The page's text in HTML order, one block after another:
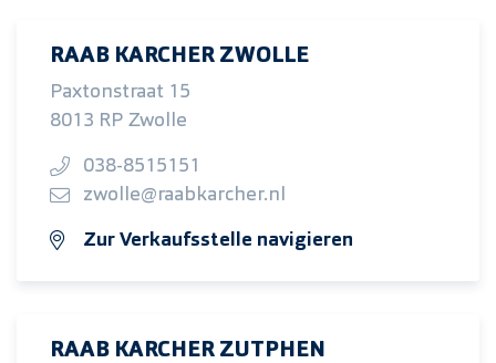
RAAB KARCHER ZWOLLE
Paxtonstraat 15
8013 RP Zwolle
038-8515151
zwolle@raabkarcher.nl
Zur Verkaufsstelle navigieren
RAAB KARCHER ZUTPHEN